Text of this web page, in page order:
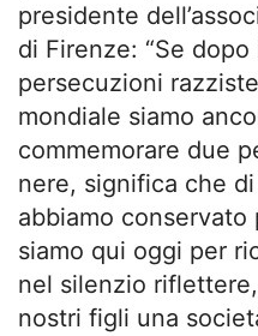
presidente
di Firenze: “Se
persecuzioni
mondiale siamo
commemorare due
nere, significa che
abbiamo conservato
siamo qui oggi per
nel silenzio
nostri figli una